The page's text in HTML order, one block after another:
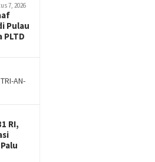
7, 2026
Pulau
AN-
RI,